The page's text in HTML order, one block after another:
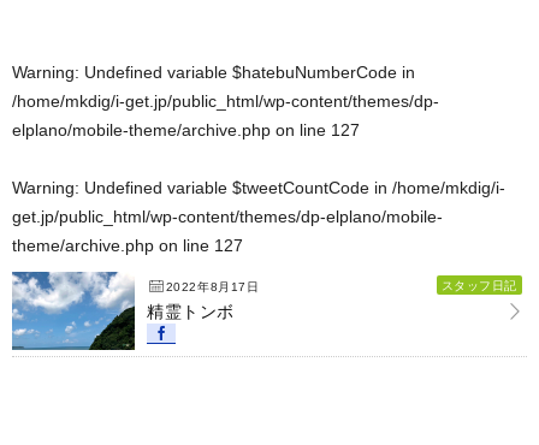
Warning: Undefined variable $hatebuNumberCode in
/home/mkdig/i-get.jp/public_html/wp-content/themes/dp-
elplano/mobile-theme/archive.php on line 127
Warning: Undefined variable $tweetCountCode in /home/mkdig/i-
get.jp/public_html/wp-content/themes/dp-elplano/mobile-
theme/archive.php on line 127
2022年8月17日 スタッフ日記
精霊トンボ